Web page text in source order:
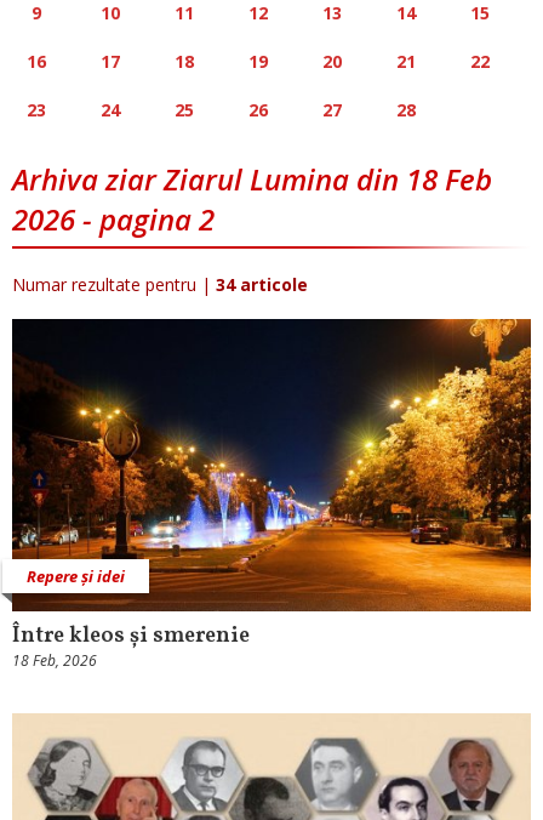
9 10 11 12 13 14 15
16 17 18 19 20 21 22
23 24 25 26 27 28
Arhiva ziar Ziarul Lumina din 18 Feb
2026 - pagina 2
Numar rezultate pentru | 34 articole
Repere și idei
Între kleos și smerenie
18 Feb, 2026